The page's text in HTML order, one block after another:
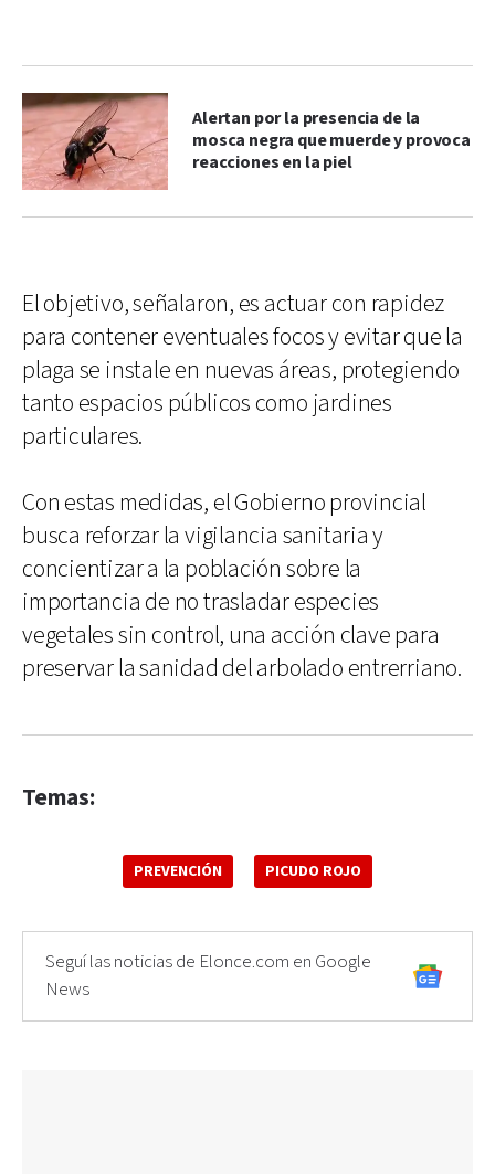
Alertan por la presencia de la
mosca negra que muerde y provoca
reacciones en la piel
El objetivo, señalaron, es actuar con rapidez
para contener eventuales focos y evitar que la
plaga se instale en nuevas áreas, protegiendo
tanto espacios públicos como jardines
particulares.
Con estas medidas, el Gobierno provincial
busca reforzar la vigilancia sanitaria y
concientizar a la población sobre la
importancia de no trasladar especies
vegetales sin control, una acción clave para
preservar la sanidad del arbolado entrerriano.
Temas:
PREVENCIÓN PICUDO ROJO
Seguí las noticias de Elonce.com en Google
News